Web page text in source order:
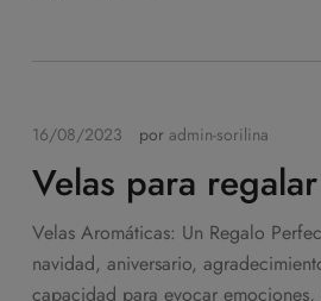
16/08/2023 por admin-sorilina
Velas para regalar
Velas Aromáticas: Un Regalo
navidad, aniversario,
capacidad para evocar